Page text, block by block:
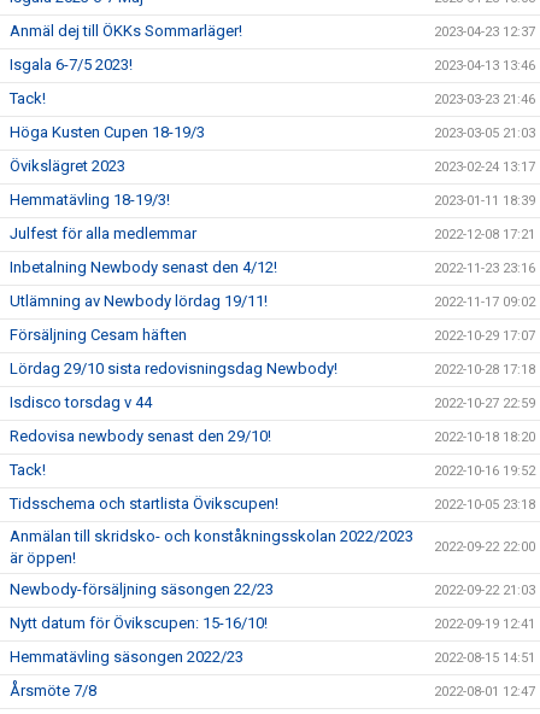
Anmäl dej till ÖKKs Sommarläger! 2023-04-23 12:37
Isgala 6-7/5 2023! 2023-04-13 13:46
Tack! 2023-03-23 21:46
Höga Kusten Cupen 18-19/3 2023-03-05 21:03
Övikslägret 2023 2023-02-24 13:17
Hemmatävling 18-19/3! 2023-01-11 18:39
Julfest för alla medlemmar 2022-12-08 17:21
Inbetalning Newbody senast den 4/12! 2022-11-23 23:16
Utlämning av Newbody lördag 19/11! 2022-11-17 09:02
Försäljning Cesam häften 2022-10-29 17:07
Lördag 29/10 sista redovisningsdag Newbody! 2022-10-28 17:18
Isdisco torsdag v 44 2022-10-27 22:59
Redovisa newbody senast den 29/10! 2022-10-18 18:20
Tack! 2022-10-16 19:52
Tidsschema och startlista Övikscupen! 2022-10-05 23:18
Anmälan till skridsko- och konståkningsskolan 2022/2023
är öppen!
2022-09-22 22:00
Newbody-försäljning säsongen 22/23 2022-09-22 21:03
Nytt datum för Övikscupen: 15-16/10! 2022-09-19 12:41
Hemmatävling säsongen 2022/23 2022-08-15 14:51
Årsmöte 7/8 2022-08-01 12:47